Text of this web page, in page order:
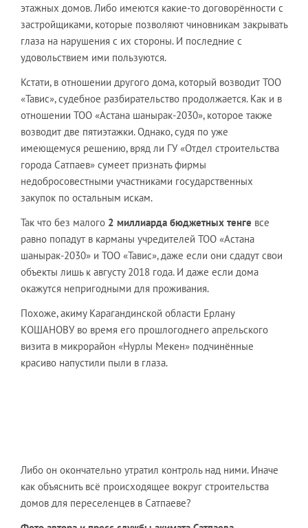
этажных домов. Либо имеются какие-то договорённости с
застройщиками, которые позволяют чиновникам закрывать
глаза на нарушения с их стороны. И последние с
удовольствием ими пользуются.
Кстати, в отношении другого дома, который возводит ТОО
«Тавис», судебное разбирательство продолжается. Как и в
отношении ТОО «Астана шанырак-2030», которое также
возводит две пятиэтажки. Однако, судя по уже
имеющемуся решению, вряд ли ГУ «Отдел строительства
города Сатпаев» сумеет признать фирмы
недобросовестными участниками государственных
закупок по остальным искам.
Так что без малого 2 миллиарда бюджетных тенге все
равно попадут в карманы учредителей ТОО «Астана
шанырак-2030» и ТОО «Тавис», даже если они сдадут свои
объекты лишь к августу 2018 года. И даже если дома
окажутся непригодными для проживания.
Похоже, акиму Карагандинской области Ерлану
КОШАНОВУ во время его прошлогоднего апрельского
визита в микрорайон «Нурлы Мекен» подчинённые
красиво напустили пыли в глаза.
Либо он окончательно утратил контроль над ними. Иначе
как объяснить всё происходящее вокруг строительства
домов для переселенцев в Сатпаеве?